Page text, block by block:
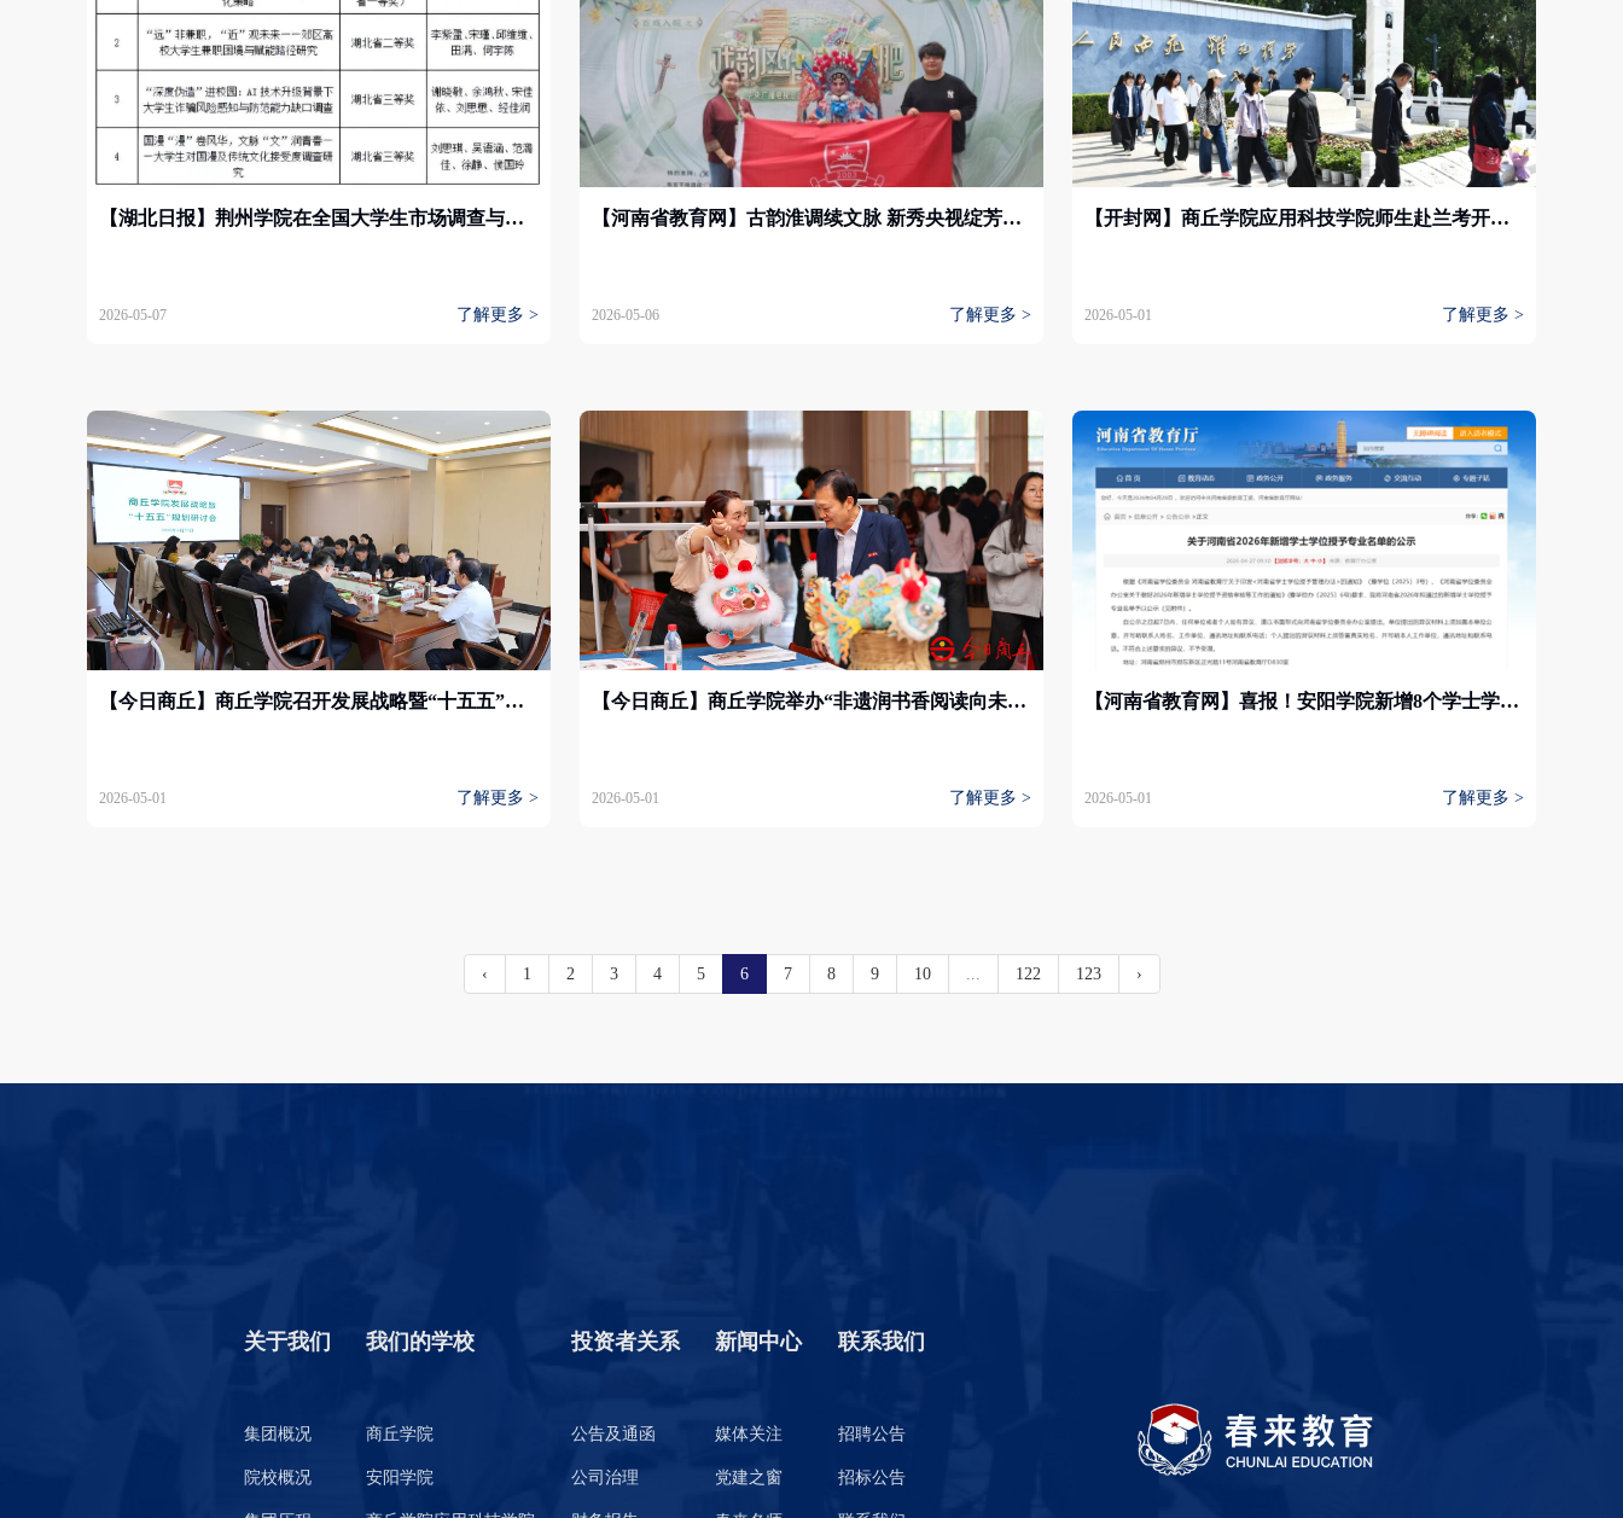
【湖北日报】荆州学院在全国大学生市场调查与分析大赛湖北赛区再创佳绩
2026-05-07 了解更多 >
【河南省教育网】古韵淮调续文脉 新秀央视绽芳华——安阳学院李宁雅同学圆满完成央视戏曲节目录制
2026-05-06 了解更多 >
【开封网】商丘学院应用科技学院师生赴兰考开展红色研学活动
2026-05-01 了解更多 >
【今日商丘】商丘学院召开发展战略暨“十五五”规划研讨会
2026-05-01 了解更多 >
【今日商丘】商丘学院举办“非遗润书香阅读向未来”读书节
2026-05-01 了解更多 >
【河南省教育网】喜报！安阳学院新增8个学士学位授予专业 助力区域人才培养高质量发展
2026-05-01 了解更多 >
‹ 1 2 3 4 5 6 7 8 9 10 ... 122 123 ›
关于我们
集团概况
院校概况
我们的学校
商丘学院
安阳学院
投资者关系
公告及通函
公司治理
新闻中心
媒体关注
党建之窗
联系我们
招聘公告
招标公告